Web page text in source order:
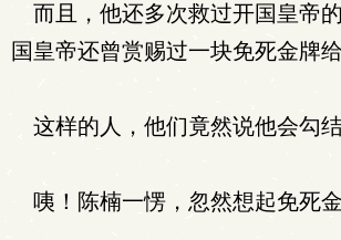
而且，他还多次救过开国皇帝
国皇帝还曾赏赐过一块免死金牌给
这样的人，他们竟然说他会勾结
咦！陈楠一愣，忽然想起免死金